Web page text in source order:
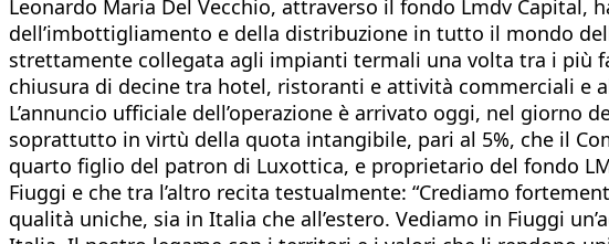
Leonardo Maria Del Vecchio, attraverso il fondo Lmdv Capital,
dell’imbottigliamento e della distribuzione in tutto il mondo
strettamente collegata agli impianti termali una volta tra i più
chiusura di decine tra hotel, ristoranti e attività commerciali
L’annuncio ufficiale dell’operazione è arrivato oggi, nel
soprattutto in virtù della quota intangibile, pari al 5%, che il
quarto figlio del patron di Luxottica, e proprietario del fondo
Fiuggi e che tra l’altro recita testualmente: “Crediamo
qualità uniche, sia in Italia che all’estero. Vediamo in Fiuggi